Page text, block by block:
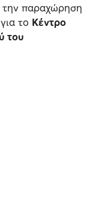
την παραχώρηση
το Κέντρο
του